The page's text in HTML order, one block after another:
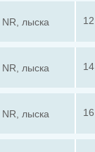
лыска
12
лыска
14
лыска
16